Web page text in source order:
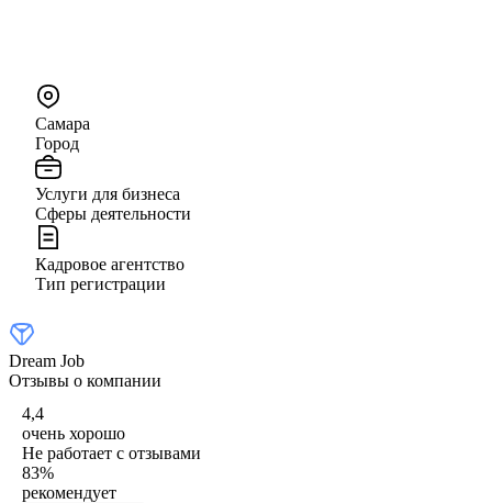
Самара
Город
Услуги для бизнеса
Сферы деятельности
Кадровое агентство
Тип регистрации
Dream Job
Отзывы о компании
4,4
очень хорошо
Не работает с отзывами
83%
рекомендует